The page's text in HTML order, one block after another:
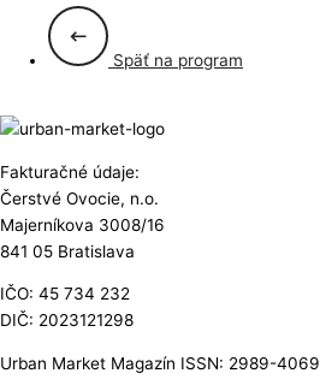
Späť na program
Fakturačné údaje:
Čerstvé Ovocie, n.o.
Majerníkova 3008/16
841 05 Bratislava
IČO: 45 734 232
DIČ: 2023121298
Urban Market Magazín ISSN: 2989-4069